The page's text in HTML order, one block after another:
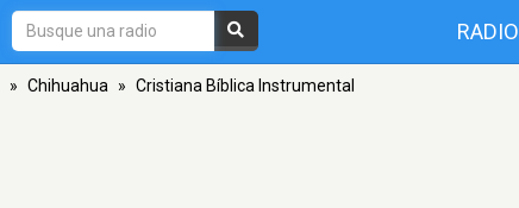
RADIO
» Chihuahua » Cristiana Bíblica Instrumental